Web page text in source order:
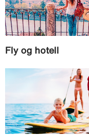
Fly og hotell